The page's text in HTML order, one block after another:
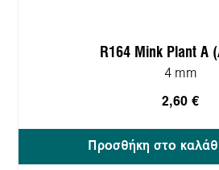
4 mm
2,60 €
Προσθήκη στο